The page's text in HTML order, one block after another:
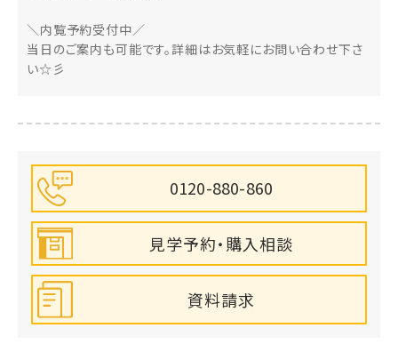
＼内覧予約受付中／
当日のご案内も可能です。詳細はお気軽にお問い合わせ下さ
い☆彡
0120-880-860
見学予約・購入相談
資料請求